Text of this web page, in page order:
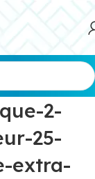
2-
25-
extra-